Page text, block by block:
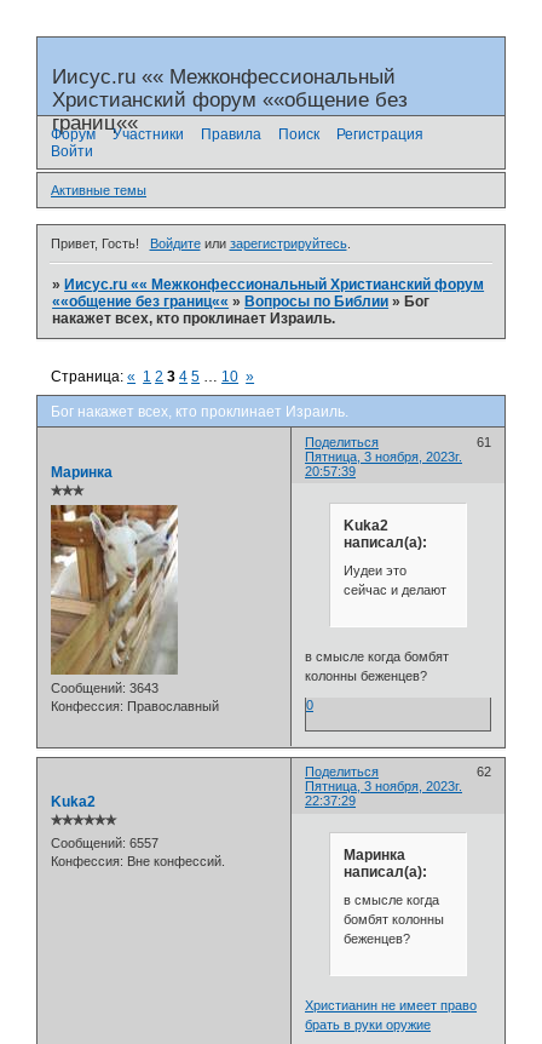
Иисус.ru «« Межконфессиональный
Христианский форум ««общение без
границ««
Форум Участники Правила Поиск
Регистрация
Войти
Активные темы
Привет, Гость! Войдитеили зарегистрируйтесь.
»Иисус.ru «« Межконфессиональный Христианский форум
««общение без границ«« »Вопросы по Библии »Бог
накажет всех, кто проклинает Израиль.
Бог накажет всех, кто проклинает Израиль.
Страница:« 1 2 3 4 5 … 10 »
Поделиться
61
Пятница, 3 ноября, 2023г.
20:57:39
Маринка
✯✯✯
Сообщений: 3643
Конфессия: Православный
Kuka2
написал(а):
Иудеи это
сейчас и делают
в смысле когда бомбят
колонны беженцев?
0
Поделиться
62
Пятница, 3 ноября, 2023г.
22:37:29
Kuka2
✯✯✯✯✯✯
Сообщений: 6557
Конфессия: Вне конфессий.
Маринка
написал(а):
в смысле когда
бомбят колонны
беженцев?
Христианин не имеет право
брать в руки оружие